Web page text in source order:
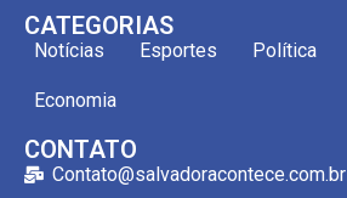
CATEGORIAS
Notícias Esportes Política
Economia
CONTATO
Contato@salvadoracontece.com.br